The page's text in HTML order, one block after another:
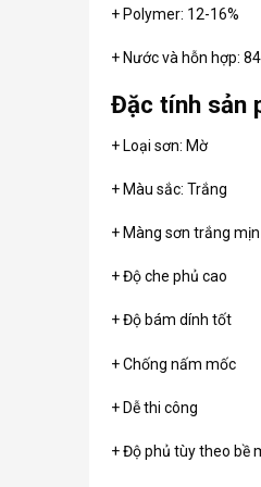
+ Polymer: 12-16%
+ Nước và hỗn hợp:
Đặc tính sản
+ Loại sơn: Mờ
+ Màu sắc: Trắng
+ Màng sơn trắng mịn
+ Độ che phủ cao
+ Độ bám dính tốt
+ Chống nấm mốc
+ Dễ thi công
+ Độ phủ tùy theo bề